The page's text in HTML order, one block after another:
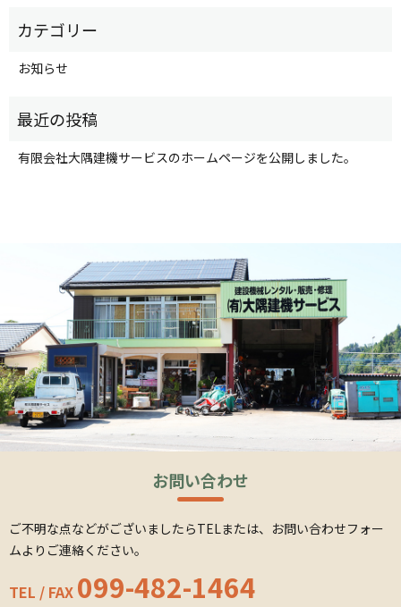
お知らせ
有限会社大隅建機サービスのホームページを公開しました。
お問い合わせ
ご不明な点などがございましたらTELまたは、お問い合わせフォー
ムよりご連絡ください。
TEL / FAX 099-482-1464